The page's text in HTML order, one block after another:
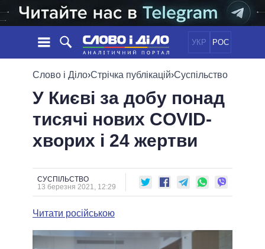
УКР РОС
НОВИНИ
СТРІЧКА
ПОДІЇ
СТАТТІ
ДУМКИ
ОГЛЯДИ
ДАЙДЖЕСТИ
ПОЛІТИКА
ЕКОНОМІКА
СУСПІЛЬСТВО
СВІТ
ОБIЦЯНКИ
ПОЛIТИКИ
УСІ ПОЛІТИКИ
ПРЕЗИДЕНТ І ОФІС
ВЕРХОВНА РАДА
МЕРИ МІСТ
ІНФОГРАФІКА
ВІДЕО
ПОРІВНЯННЯ ПОЛІТИКІВ
Слово і Діло›Стрічка публікацій›Суспільство
У Києві за добу понад
тисячі нових COVID-
хворих і 24 жертви
СУСПІЛЬСТВО
13 березня 2021, 12:29
Читати російською